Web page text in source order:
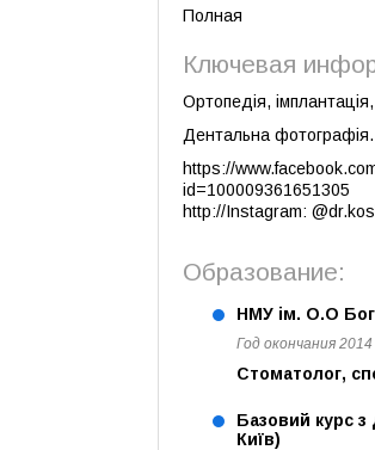
Полная
Ключевая
Ортопедія,
Дентальна фотографія.
https://
id=100009361651305
http://Instagram:
Образование:
НМУ ім. О.О
Год окончания 2014
Стоматолог,
Базовий курс з
Київ)